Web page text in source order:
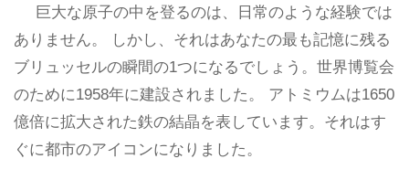
巨大な原子の中を登るのは、日常のような経験では
ありません。 しかし、それはあなたの最も記憶に残る
ブリュッセルの瞬間の1つになるでしょう。世界博覧会
のために1958年に建設されました。 アトミウムは1650
億倍に拡大された鉄の結晶を表しています。それはす
ぐに都市のアイコンになりました。